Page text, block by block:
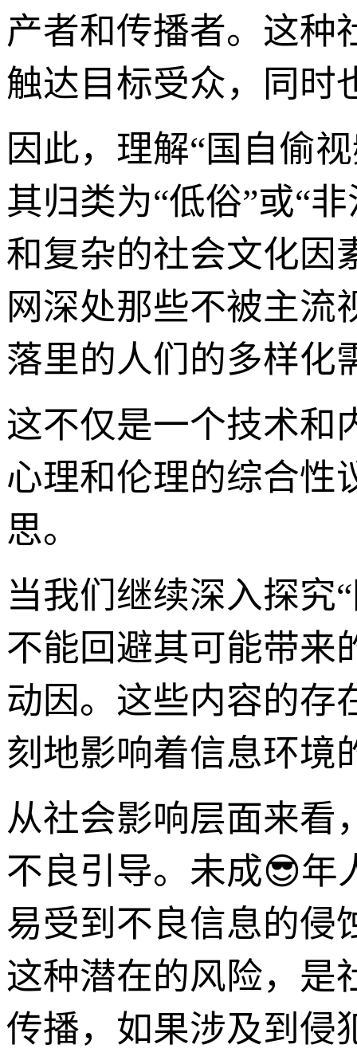
产者和传播者。这种
触达目标受众，同时
因此，理解“国自偷
其归类为“低俗”或“
和复杂的社会文化因
网深处那些不被主流
落里的人们的多样化
这不仅是一个技术和
心理和伦理的综合性
思。
当我们继续深入探究
不能回避其可能带来
动因。这些内容的存
刻地影响着信息环境
从社会影响层面来看
不良引导。未成😎年
易受到不良信息的侵
这种潜在的风险，是
传播，如果涉及到侵